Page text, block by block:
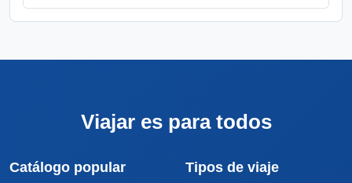
Viajar es para todos
Catálogo popular Tipos de viaje